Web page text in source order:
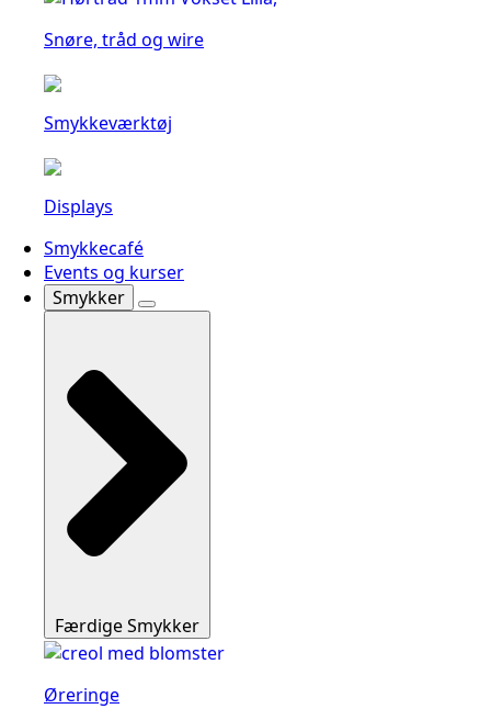
Snøre, tråd og wire
Smykkeværktøj
Displays
Smykkecafé
Events og kurser
Smykker
Færdige Smykker
Øreringe